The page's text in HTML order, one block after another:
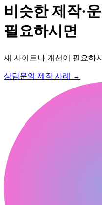
비슷한 제작·운
필요하시면
새 사이트나 개선이 필요하
상담문의 제작 사례 →